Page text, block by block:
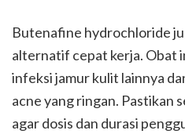
Butenafine hydrochloride
alternatif cepat kerja. Obat
infeksi jamur kulit lainnya
acne yang ringan. Pastikan
agar dosis dan durasi